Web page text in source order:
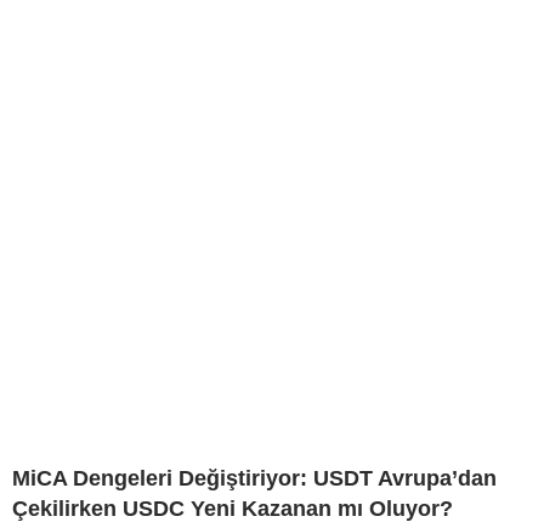
MiCA Dengeleri Değiştiriyor: USDT Avrupa’dan
Çekilirken USDC Yeni Kazanan mı Oluyor?